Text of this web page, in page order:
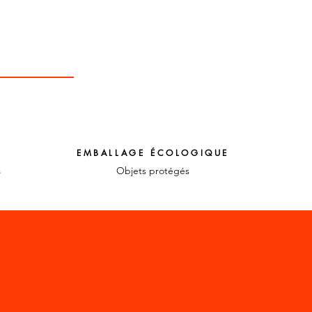
EMBALLAGE ÉCOLOGIQUE
Objets protégés